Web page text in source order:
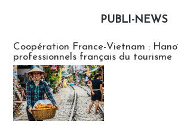
PUBLI-NEWS
Coopération France-Vietnam :
professionnels français du tourisme